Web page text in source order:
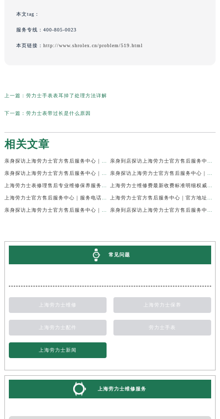
本文tag：
服务专线： 400-805-0023
本页链接： http://www.shrolex.cn/problem/519.html
上一篇： 劳力士手表表耳掉了处理方法详解
下一篇： 劳力士表带过长是什么原因
相关文章
常见问题
上海劳力士维修 上海劳力士保养
上海劳力士配件 劳力士手表
上海劳力士新闻
上海劳力士维修服务